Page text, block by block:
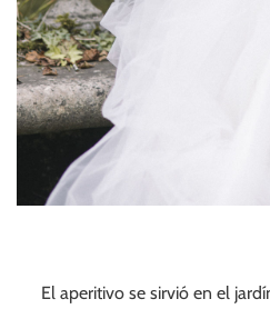
El aperitivo se sirvió en el